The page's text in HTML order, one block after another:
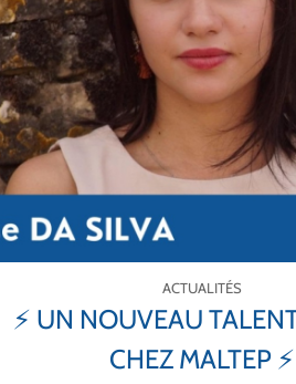
ACTUALITÉS
⚡ UN NOUVEAU
CHEZ MALTEP ⚡